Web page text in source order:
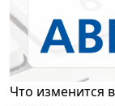
Что изменится